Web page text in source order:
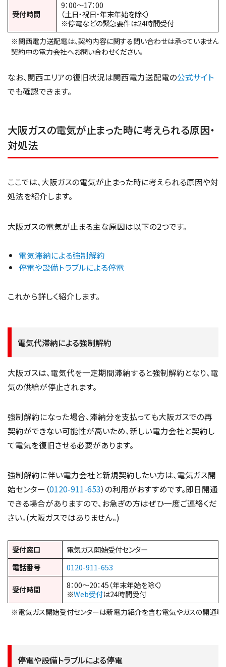
受付時間
9：00～17：00
（土日・祝日・年末年始を除く）
※停電などの緊急要件は24時間受付
※関西電力送配電は、契約内容に関する問い合わせは承っていません。
契約中の電力会社へお問い合わせください。
なお、関西エリアの復旧状況は関西電力送配電の公式サイト
でも確認できます。
大阪ガスの電気が止まった時に考えられる原因・
対処法
ここでは、大阪ガスの電気が止まった時に考えられる原因や対
処法を紹介します。
大阪ガスの電気が止まる主な原因は以下の2つです。
電気滞納による強制解約
停電や設備トラブルによる停電
これから詳しく紹介します。
電気代滞納による強制解約
大阪ガスは、電気代を一定期間滞納すると強制解約となり、電
気の供給が停止されます。
強制解約になった場合、滞納分を支払っても大阪ガスでの再
契約ができない可能性が高いため、新しい電力会社と契約し
て電気を復旧させる必要があります。
強制解約に伴い電力会社と新規契約したい方は、電気ガス開
始センター（0120-911-653）の利用がおすすめです。即日開通
できる場合がありますので、お急ぎの方はぜひ一度ご連絡くだ
さい。(大阪ガスではありません。)
受付窓口
電気ガス開始受付センター
電話番号
0120-911-653
受付時間
8：00～20：45（年末年始を除く）
※Web受付は24時間受付
※電気ガス開始受付センターは新電力紹介を含む電気やガスの開通専
停電や設備トラブルによる停電